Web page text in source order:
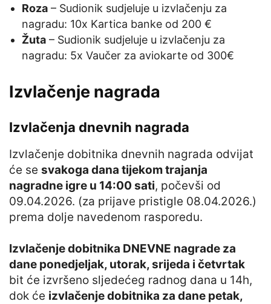
Roza – Sudionik sudjeluje u izvlačenju za
nagradu: 10x Kartica banke od 200 €
Žuta – Sudionik sudjeluje u izvlačenju za
nagradu: 5x Vaučer za aviokarte od 300€
Izvlačenje nagrada
Izvlačenja dnevnih nagrada
Izvlačenje dobitnika dnevnih nagrada odvijat
će se svakoga dana tijekom trajanja
nagradne igre u 14:00 sati, počevši od
09.04.2026. (za prijave pristigle 08.04.2026.)
prema dolje navedenom rasporedu.
Izvlačenje dobitnika DNEVNE nagrade za
dane ponedjeljak, utorak, srijeda i četvrtak
bit će izvršeno sljedećeg radnog dana u 14h,
dok će izvlačenje dobitnika za dane petak,